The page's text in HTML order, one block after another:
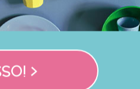
da tavola a quadri -
lavanda
6,90 €
>